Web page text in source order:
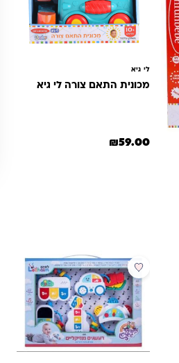
לי גיא
מכונית התאם צורה לי גיא
₪59.00